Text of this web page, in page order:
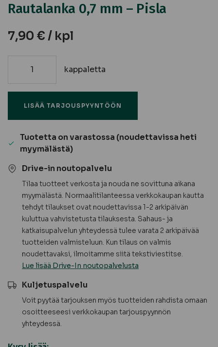
Rautalanka 0,7 mm – Pisla
7,90 € / kpl
Rautalanka
Pisla
määrä
kappaletta
LISÄÄ TARJOUSPYYNTÖÖN
Tuotetta on varastossa (noudettavissa heti
myymälästä)
Drive-in noutopalvelu
Tilaa tuotteet verkosta ja nouda ne sovittuna aikana
myymälästä. Normaalitilanteessa verkkokaupan kautta
tehdyt tilaukset ovat noudettavissa 1-2 arkipäivän
kuluttua vahvistetusta tilauksesta. Sahaus- ja
katkaisupalvelun yhteydessä tulee varata 2 arkipäivää
tuotteiden valmisteluun. Kun tilaus on valmis
noudettavaksi, ilmoitamme siitä tekstiviestitse.
Lue lisää Drive-In noutopalvelusta
Kuljetuspalvelu
Voit pyytää tarjouksen myös tuotteiden rahdista omaan
osoitteeseesi verkkokaupan tarjouspyynnön
yhteydessä.